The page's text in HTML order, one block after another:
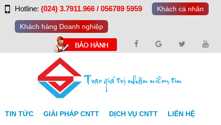
Hotline: (024) 3.7911.966 / 056789 5959 Khách cá nhân
Khách hàng Doanh nghiệp
TIN TỨC GIẢI PHÁP CNTT DỊCH VỤ CNTT
LIÊN HỆ